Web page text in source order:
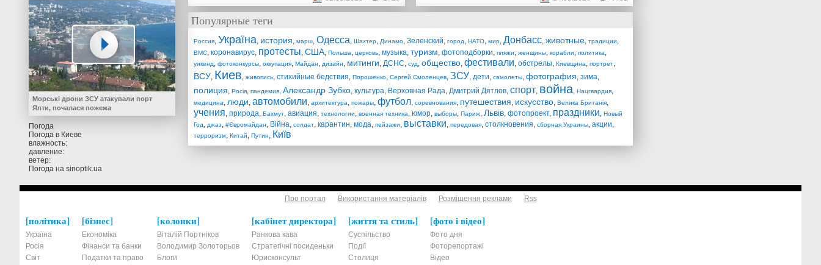
Популярные теги
Россия, Україна, история, марш, Одесса, Шахтер, Динамо, Зеленский, город, НАТО, мир, Донбасс, животные, традиции,
ВМС, коронавирус, протесты, США, Польша, церковь, музыка, туризм, фотоподборки, пляжи, женщины, корабли, политика,
уикенд, фотоконкурсы, оккупация, Майдан, дизайн, митинги, ДСНС, суд, общество, фестивали, обстрелы, Киевщина, портрет,
ВСУ, Киев, живопись, стихийные бедствия, Порошенко, Сергей Смоленцев, ЗСУ, дети, самолеты, фотография, зима,
полиция, Росія, пандемия, Александр Зубко, культура, Верховная Рада, Дмитрий Дятлов, спорт, война, Нацгвардия,
медицина, люди, автомобили, архитектура, пожары, футбол, соревнования, путешествия, искусство, Велика Британія,
учения, природа, Бахмут, авиация, технологии, военная техника, юмор, выборы, Париж, Львів, фотопроект, праздники, Новый
Год, джаз, #Євромайдан, Війна, солдат, карантин, мода, пейзажи, выставки, передовая, столкновения, сборная Украины, акции,
терроризм, Китай, Путин, Київ
Морські дрони ЗСУ атакували порт
Ялти, почалася пожежа
Погода
Погода в Киеве
влажность:
давление:
ветер:
Погода на sinoptik.ua
Про портал Використання матеріалів Розміщення реклами Rss
політика
Україна
Росія
Світ
бізнес
Економіка
Фінанси та банки
Податки та право
колонки
Віталій Портніков
Володимир Золоторьов
Блоги
кабінет директора
Ранкова кава
Стратегічні посиденьки
Юрисконсульт
життя та стиль
Суспільство
Події
Столиця
фото і відео
Фото дня
Фоторепортажі
Відео